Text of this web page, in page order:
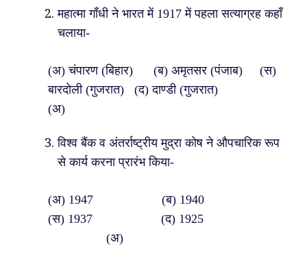
महात्मा गाँधी ने भारत में 1917 में पहला सत्याग्रह कहाँ
चलाया-
(अ) चंपारण (बिहार) (ब) अमृतसर (पंजाब) (स)
बारदोली (गुजरात) (द) दाण्डी (गुजरात)
(अ)
विश्व बैंक व अंतर्राष्ट्रीय मुद्रा कोष ने औपचारिक रूप
से कार्य करना प्रारंभ किया-
(अ) 1947 (ब) 1940
(स) 1937 (द) 1925
(अ)